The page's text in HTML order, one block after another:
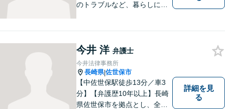
のトラブルなど、暮らしに根
寧にお話を伺うことを大切に
しています。
今井 洋 弁護士
今井法律事務所
長崎県|佐世保市
【中佐世保駅徒歩13分／車3
分】【弁護歴10年以上】長崎
県佐世保市を拠点とし、全国
詳細を見
る